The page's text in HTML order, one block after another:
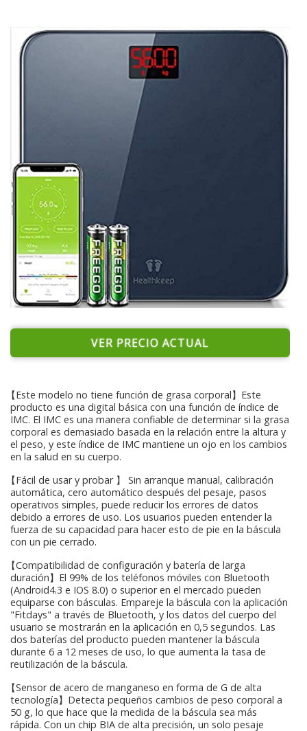
VER PRECIO ACTUAL
【Este modelo no tiene función de grasa corporal】Este
producto es una digital básica con una función de índice de
IMC. El IMC es una manera confiable de determinar si la grasa
corporal es demasiado basada en la relación entre la altura y
el peso, y este índice de IMC mantiene un ojo en los cambios
en la salud en su cuerpo.
【Fácil de usar y probar 】 Sin arranque manual, calibración
automática, cero automático después del pesaje, pasos
operativos simples, puede reducir los errores de datos
debido a errores de uso. Los usuarios pueden entender la
fuerza de su capacidad para hacer esto de pie en la báscula
con un pie cerrado.
【Compatibilidad de configuración y batería de larga
duración】El 99% de los teléfonos móviles con Bluetooth
(Android4.3 e IOS 8.0) o superior en el mercado pueden
equiparse con básculas. Empareje la báscula con la aplicación
"Fitdays" a través de Bluetooth, y los datos del cuerpo del
usuario se mostrarán en la aplicación en 0,5 segundos. Las
dos baterías del producto pueden mantener la báscula
durante 6 a 12 meses de uso, lo que aumenta la tasa de
reutilización de la báscula.
【Sensor de acero de manganeso en forma de G de alta
tecnología】Detecta pequeños cambios de peso corporal a
50 g, lo que hace que la medida de la báscula sea más
rápida. Con un chip BIA de alta precisión, un solo pesaje